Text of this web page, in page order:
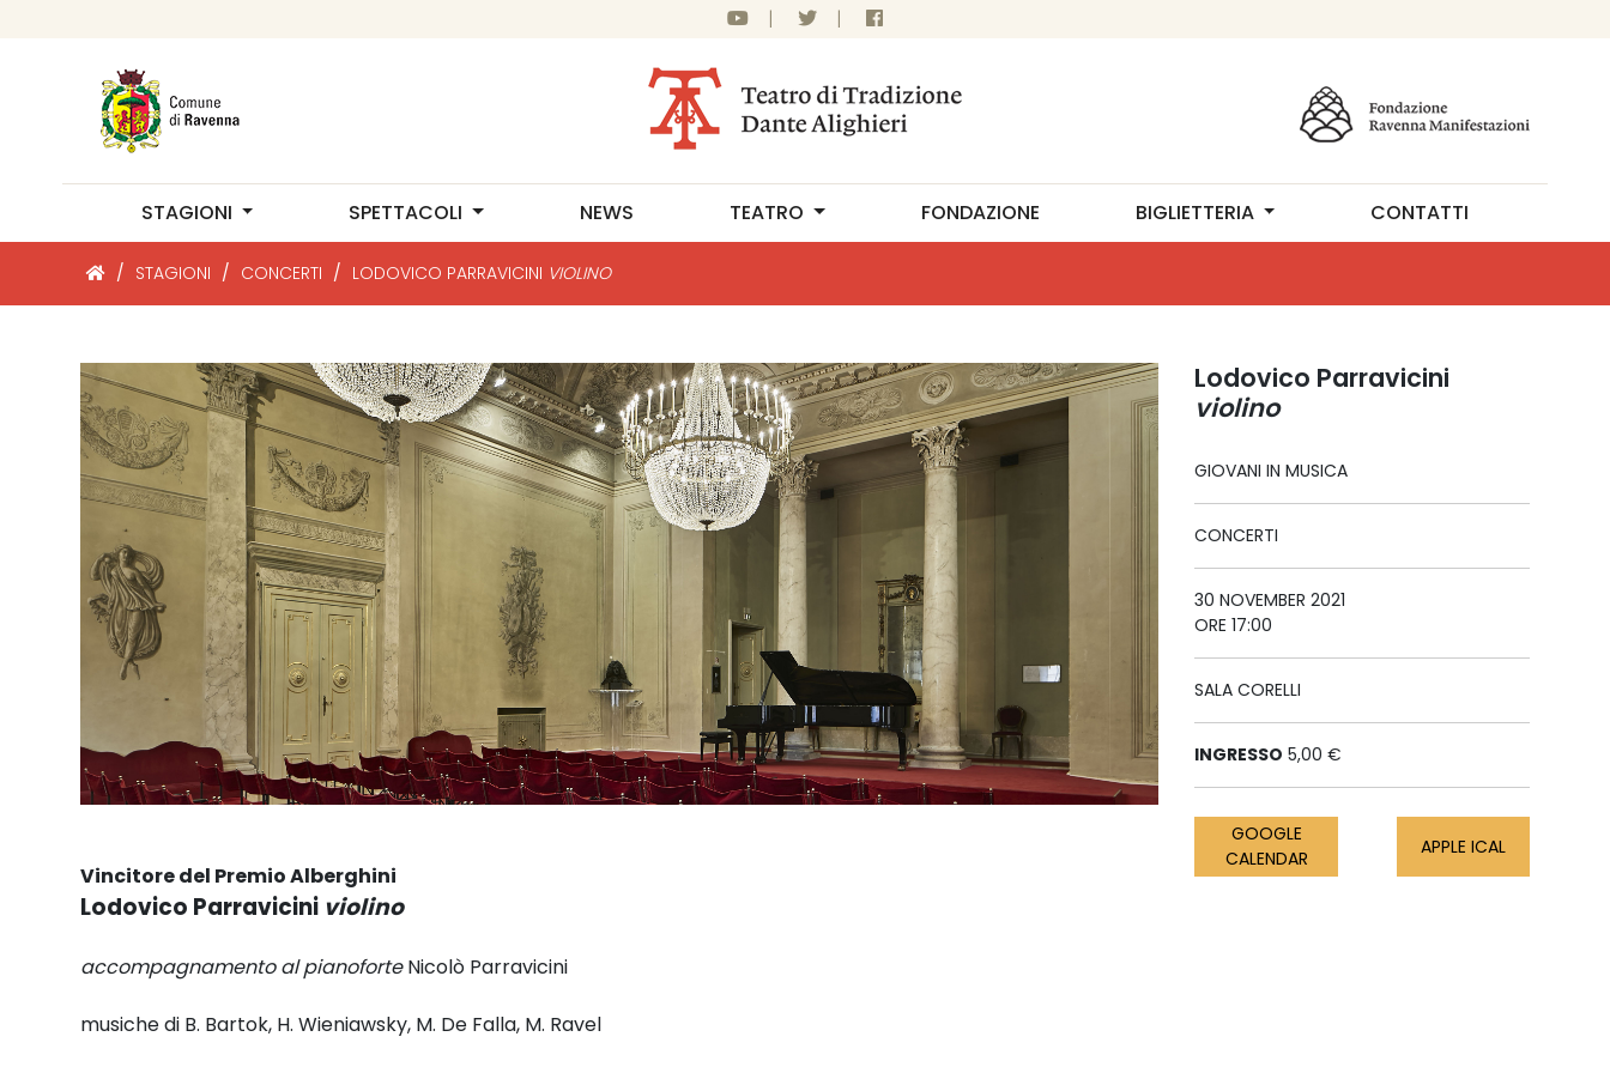
| |
STAGIONI SPETTACOLI NEWS TEATRO FONDAZIONE BIGLIETTERIA CONTATTI
/ STAGIONI / CONCERTI / LODOVICO PARRAVICINI VIOLINO
Vincitore del Premio Alberghini
Lodovico Parravicini violino
accompagnamento al pianoforteNicolò Parravicini
musiche di B. Bartok, H. Wieniawsky, M. De Falla, M. Ravel
Lodovico Parravicini
violino
GIOVANI IN MUSICA
CONCERTI
30 NOVEMBER 2021
ORE 17:00
SALA CORELLI
INGRESSO 5,00 €
GOOGLE
CALENDAR
APPLE ICAL